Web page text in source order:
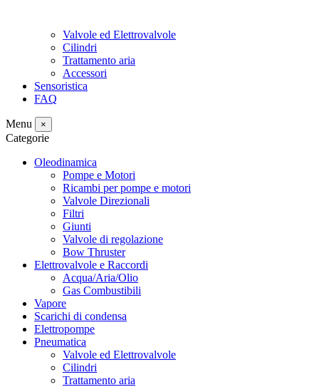
Valvole ed Elettrovalvole
Cilindri
Trattamento aria
Accessori
Sensoristica
FAQ
Menu ×
Categorie
Oleodinamica
Pompe e Motori
Ricambi per pompe e motori
Valvole Direzionali
Filtri
Giunti
Valvole di regolazione
Bow Thruster
Elettrovalvole e Raccordi
Acqua/Aria/Olio
Gas Combustibili
Vapore
Scarichi di condensa
Elettropompe
Pneumatica
Valvole ed Elettrovalvole
Cilindri
Trattamento aria